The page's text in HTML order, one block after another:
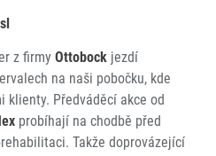
z firmy Ottobockjezdí
na naši pobočku, kde
klienty. Předváděcí akce od
probíhají na chodbě před
Takže doprovázející